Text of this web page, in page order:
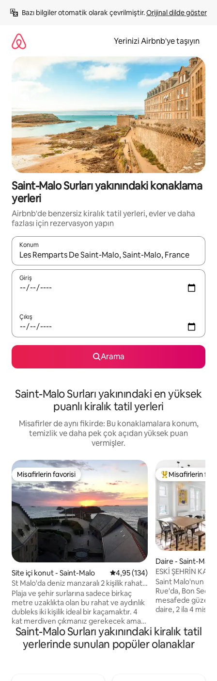
atla
Bazı bilgiler otomatik olarak çevrilmiştir. Orijinal dilde göster
Yerinizi Airbnb'ye taşıyın
Saint-Malo Surları yakınındaki konaklama
yerleri
Airbnb'de benzersiz kiralık tatil yerleri, evler ve daha
fazlası için rezervasyon yapın
Konum
Sonuçlar kullanılabilir olduğunda yukarı ve aşağı oklarıyla
Giriş
Çıkış
Arama
Saint-Malo Surları yakınındaki en yüksek
puanlı kiralık tatil yerleri
Misafirler de aynı fikirde: Bu konaklamalara konum,
temizlik ve daha pek çok açıdan yüksek puan
vermişler.
Misafirlerin favorisi
Misafirlerin favorisi
Site içi konut - Saint-Malo 5 üzerinden ortalama 4,95
4,95 (134)
St Malo'da deniz manzaralı 2 kişilik rahat
dubleks
Plaja ve şehir surlarına sadece birkaç
metre uzaklıkta olan bu rahat ve aydınlık
dubleks iki kişilik ideal bir kaçamaktır. 4
kat merdiven çıkmanız gerekecek ama
manzara buna değer! Plajlar, restoranlar,
alışveriş... Arabanızı park edin ve her şeyi
yürüyerek yapmanın tadını çıkarın.
Misafirlerin
Misafirlerin
Daire - Saint-Malo
ESKİ ŞEHRİN
Wifi, Asansör
Saint Malo'nun
Rue'da, Bon
mesafede güzel
daire, 2 ila 4
nevresim takımları
veya bebek de
için iyi donanımlı.
Saint-Malo Surları yakınındaki kiralık tatil
yerlerinde sunulan popüler olanaklar